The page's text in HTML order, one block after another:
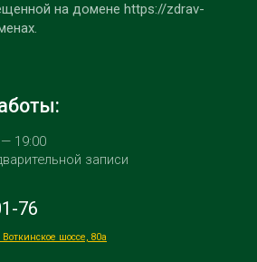
на домене https://zdrav-
19:00
записи
76
шоссе, 80а